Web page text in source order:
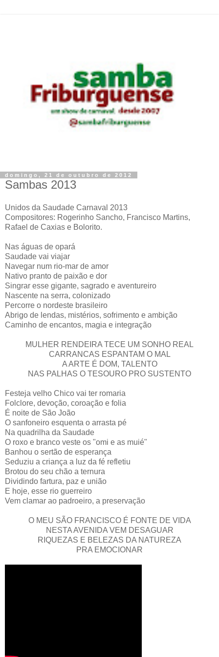
domingo, 21 de outubro de 2012
Sambas 2013
Unidos da Saudade Carnaval 2013
Compositores: Rogerinho Sancho, Francisco Martins,
Rafael de Caxias e Bolorito.
Nas águas de opará
Saudade vai viajar
Navegar num rio-mar de amor
Nativo pranto de paixão e dor
Singrar esse gigante, sagrado e aventureiro
Nascente na serra, colonizado
Percorre o nordeste brasileiro
Abrigo de lendas, mistérios, sofrimento e ambição
Caminho de encantos, magia e integração
MULHER RENDEIRA TECE UM SONHO REAL
CARRANCAS ESPANTAM O MAL
A ARTE É DOM, TALENTO
NAS PALHAS O TESOURO PRO SUSTENTO
Festeja velho Chico vai ter romaria
Folclore, devoção, coroação e folia
É noite de São João
O sanfoneiro esquenta o arrasta pé
Na quadrilha da Saudade
O roxo e branco veste os "omi e as muié"
Banhou o sertão de esperança
Seduziu a criança a luz da fé refletiu
Brotou do seu chão a ternura
Dividindo fartura, paz e união
E hoje, esse rio guerreiro
Vem clamar ao padroeiro, a preservação
O MEU SÃO FRANCISCO É FONTE DE VIDA
NESTA AVENIDA VEM DESAGUAR
RIQUEZAS E BELEZAS DA NATUREZA
PRA EMOCIONAR